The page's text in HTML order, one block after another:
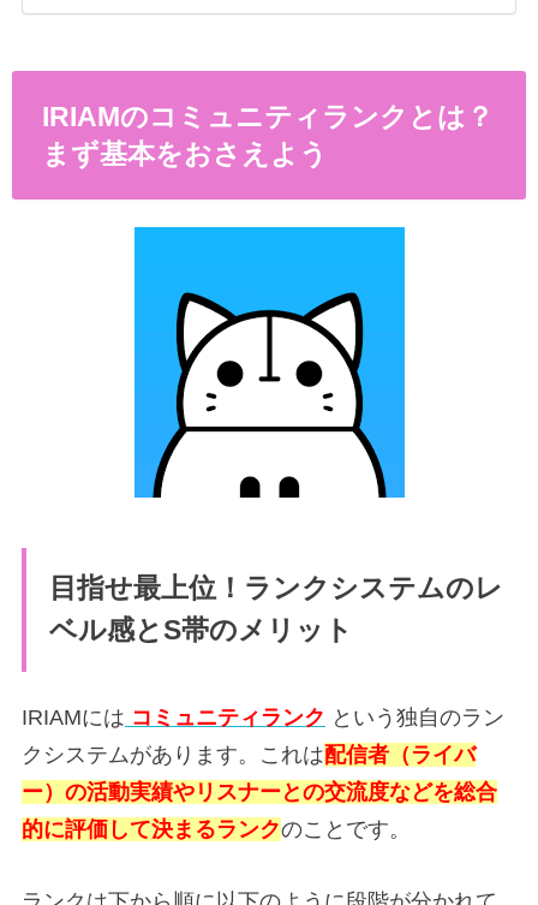
IRIAMのコミュニティランクとは？
まず基本をおさえよう
目指せ最上位！ランクシステムのレ
ベル感とS帯のメリット
IRIAMには コミュニティランク という独自のラン
クシステムがあります。これは配信者（ライバ
ー）の活動実績やリスナーとの交流度などを総合
的に評価して決まるランクのことです。